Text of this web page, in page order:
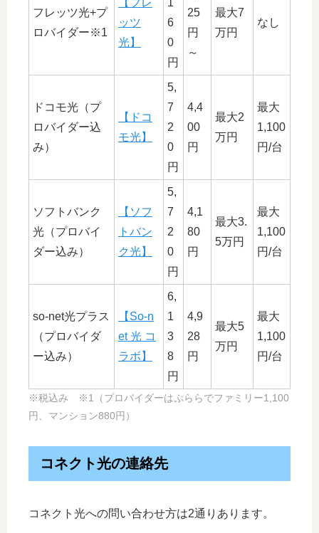
フレッツ光+プ
ロバイダー※1
【フレ
ッツ
光】
1
6
0
円
25
円
～
最大7
万円
なし
ドコモ光（プ
ロバイダー込
み）
【ドコ
モ光】
5,
7
2
0
円
4,4
00
円
最大2
万円
最大
1,100
円/台
ソフトバンク
光（プロバイ
ダー込み）
【ソフ
トバン
ク光】
5,
7
2
0
円
4,1
80
円
最大3.
5万円
最大
1,100
円/台
so-net光プラス
（プロバイダ
ー込み）
【So-n
et 光 コ
ラボ】
6,
1
3
8
円
4,9
28
円
最大5
万円
最大
1,100
円/台
※税込み ※1（プロバイダーはぷららでファミリー1,100
円、マンション880円）
コネクト光の連絡先
コネクト光への問い合わせ方は2通りあります。